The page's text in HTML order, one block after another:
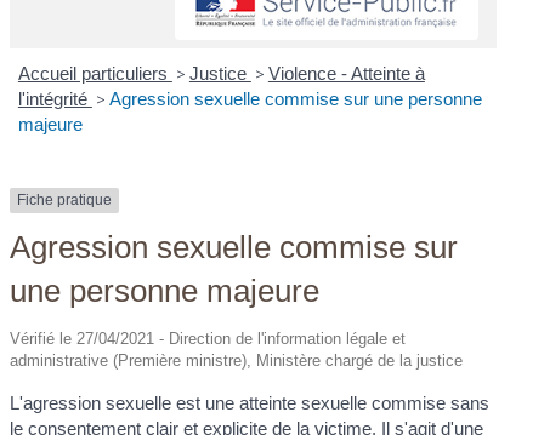
Accueil particuliers > Justice > Violence - Atteinte à
l'intégrité > Agression sexuelle commise sur une personne
majeure
Fiche pratique
Agression sexuelle commise sur
une personne majeure
Vérifié le 27/04/2021 - Direction de l'information légale et
administrative (Première ministre), Ministère chargé de la justice
L'agression sexuelle est une atteinte sexuelle commise sans
le consentement clair et explicite de la victime. Il s'agit d'une